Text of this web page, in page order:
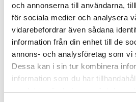
och annonserna till användarna,
för sociala medier och analysera
vidarebefordrar även sådana
information från din enhet till de
annons- och analysföretag som vi
Dessa kan i sin tur kombinera
information som du har
samlat in när du har använt deras
Gütermann
Gütermann Alltråd 1000m 156
1000 meter
100% polyester
Oeko-Tex
109 kr
KÖP